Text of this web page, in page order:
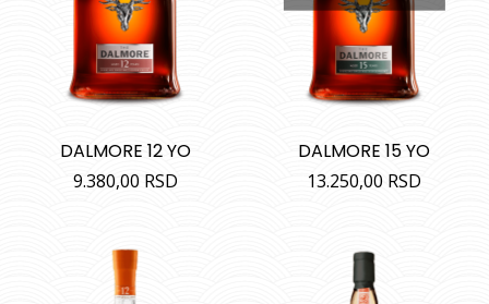
DALMORE 12 YO
9.380,00 RSD
DALMORE 15 YO
13.250,00 RSD